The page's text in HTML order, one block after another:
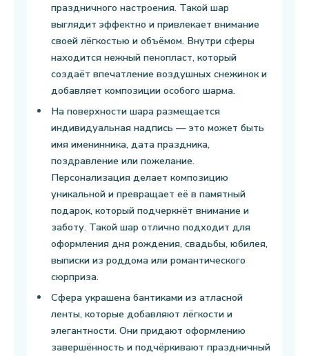
праздничного настроения. Такой шар
выглядит эффектно и привлекает внимание
своей лёгкостью и объёмом. Внутри сферы
находится нежный пенопласт, который
создаёт впечатление воздушных снежинок и
добавляет композиции особого шарма.
На поверхности шара размещается
индивидуальная надпись — это может быть
имя именинника, дата праздника,
поздравление или пожелание.
Персонализация делает композицию
уникальной и превращает её в памятный
подарок, который подчеркнёт внимание и
заботу. Такой шар отлично подходит для
оформления дня рождения, свадьбы, юбилея,
выписки из роддома или романтического
сюрприза.
Сфера украшена бантиками из атласной
ленты, которые добавляют лёгкости и
элегантности. Они придают оформлению
завершённость и подчёркивают праздничный